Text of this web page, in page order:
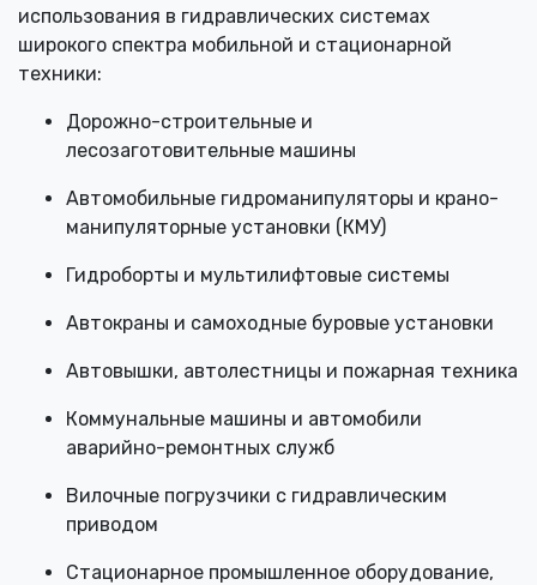
использования в гидравлических системах
широкого спектра мобильной и стационарной
техники:
Дорожно-строительные и
лесозаготовительные машины
Автомобильные гидроманипуляторы и крано-
манипуляторные установки (КМУ)
Гидроборты и мультилифтовые системы
Автокраны и самоходные буровые установки
Автовышки, автолестницы и пожарная техника
Коммунальные машины и автомобили
аварийно-ремонтных служб
Вилочные погрузчики с гидравлическим
приводом
Стационарное промышленное оборудование,